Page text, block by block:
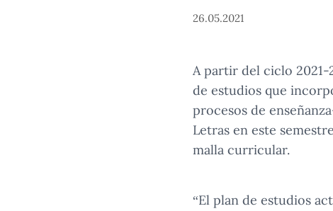
26.05.2021
A partir del ciclo 2021-
de estudios que
procesos de
Letras en este
malla curricular.
“El plan de estudios